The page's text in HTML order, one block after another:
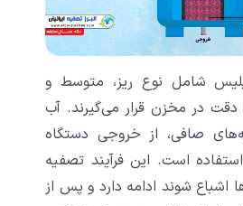
شامل نوع ریز، متوسط و
در مخزن قرار می‌گیرند. آب
صافی، از خروجی دستگاه
است. این فرآیند تصفیه
اشباع شوند ادامه دارد و پس از